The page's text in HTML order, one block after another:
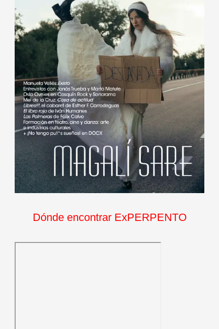
Dónde encontrar ExPERPENTO